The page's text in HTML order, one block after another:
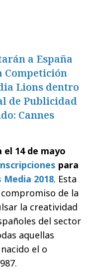
a España
Competición
Lions dentro
de Publicidad
Cannes
el 14 de mayo
para
Media 2018. Esta
de la
la creatividad
del sector
aquellas
el o